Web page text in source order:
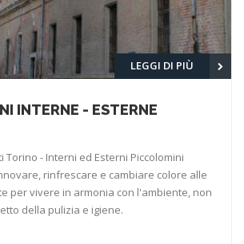
LEGGI DI PIÙ
INTERNE - ESTERNE
Torino - Interni ed Esterni Piccolomini
rinfrescare e cambiare colore alle
per vivere in armonia con l'ambiente, non
della pulizia e igiene.